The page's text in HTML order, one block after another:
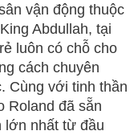
vận động thuộc
Abdullah, tại
luôn có chỗ cho
cách chuyên
Cùng với tinh thần
Roland đã sẵn
lớn nhất từ đầu